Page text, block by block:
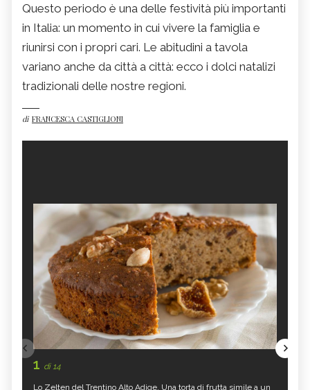
Questo periodo è una delle festività più importanti
in Italia: un momento in cui vivere la famiglia e
riunirsi con i propri cari. Le abitudini a tavola
variano anche da città a città: ecco i dolci natalizi
tradizionali delle nostre regioni.
di FRANCESCA CASTIGLIONI
1 di 14
Lo Zelten del Trentino Alto Adige. Una torta di frutta simile a un